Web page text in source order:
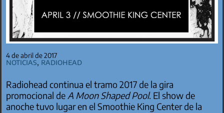
4 de abril de 2017
Noticias, Radiohead
Radiohead continua el tramo 2017 de la gira
promocional de A Moon Shaped Pool. El show de
anoche tuvo lugar en el Smoothie King Center de la